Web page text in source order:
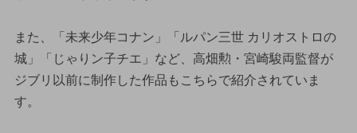
また、「未来少年コナン」「ルパン三世 カリオストロの
城」「じゃりン子チエ」など、高畑勲・宮崎駿両監督が
ジブリ以前に制作した作品もこちらで紹介されていま
す。